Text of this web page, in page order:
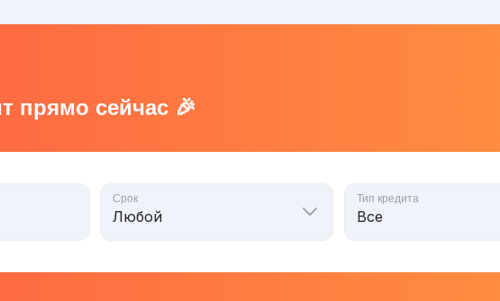
прямо сейчас 🎉
Срок Тип кредита